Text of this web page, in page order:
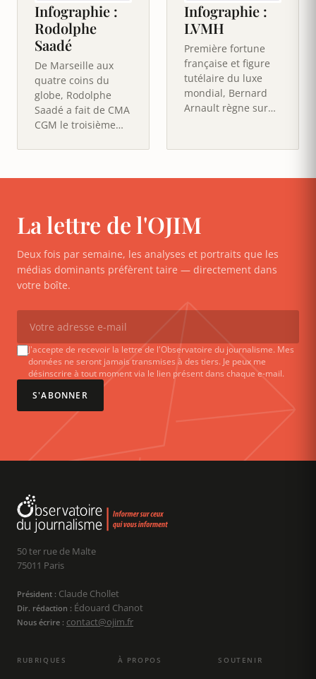
Infographie :
Rodolphe
Saadé
De Marseille aux
quatre coins du
globe, Rodolphe
Saadé a fait de CMA
CGM le troisième
et la première
Infographie :
LVMH
Première fortune
française et figure
tutélaire du luxe
mondial, Bernard
Arnault règne sur
Vuitton à…
La lettre de l'OJIM
Deux fois par semaine, les analyses et portraits que les
médias dominants préfèrent taire — directement dans
votre boîte.
J'accepte de recevoir la lettre de l'Observatoire du journalisme. Mes
données ne seront jamais transmises à des tiers. Je peux me
désinscrire à tout moment via le lien présent dans chaque e-mail.
S'ABONNER
50 ter rue de Malte
75011 Paris
Président : Claude Chollet
Dir. rédaction : Édouard Chanot
Nous écrire : contact@ojim.fr
RUBRIQUES À PROPOS SOUTENIR